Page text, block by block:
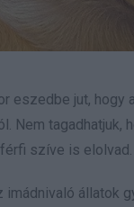
eszedbe jut,
Nem tagadhatjuk,
szíve is elolvad.
állatok